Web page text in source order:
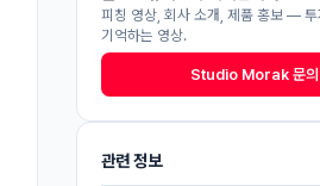
피칭 영상, 회사 소개, 제품 홍보 —
기억하는 영상.
Studio Morak 문의
관련 정보